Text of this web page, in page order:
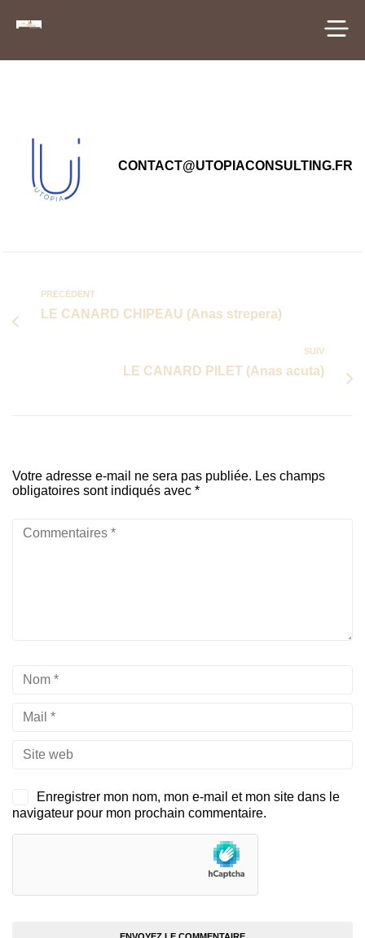
CONTACT@UTOPIACONSULTING.FR
PRÉCÉDENT
LE CANARD CHIPEAU (Anas strepera)
SUIV
LE CANARD PILET (Anas acuta)
Votre adresse e-mail ne sera pas publiée. Les champs
obligatoires sont indiqués avec *
Enregistrer mon nom, mon e-mail et mon site dans le
navigateur pour mon prochain commentaire.